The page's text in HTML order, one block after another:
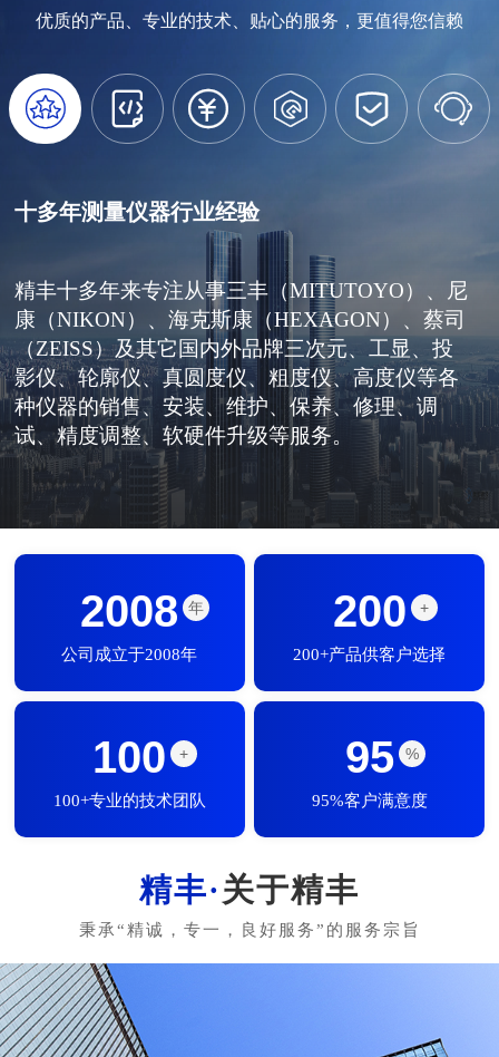
优质的产品、专业的技术、贴心的服务，更值得您信赖
     
十多年测量仪器行业经验
精丰十多年来专注从事三丰（MITUTOYO）、尼
康（NIKON）、海克斯康（HEXAGON）、蔡司
（ZEISS）及其它国内外品牌三次元、工显、投
影仪、轮廓仪、真圆度仪、粗度仪、高度仪等各
种仪器的销售、安装、维护、保养、修理、调
试、精度调整、软硬件升级等服务。
2008 年
公司成立于2008年
200 +
200+产品供客户选择
100 +
100+专业的技术团队
95 %
95%客户满意度
关于精丰